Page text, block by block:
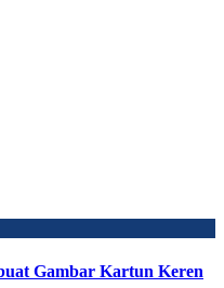
Gambar Kartun Keren